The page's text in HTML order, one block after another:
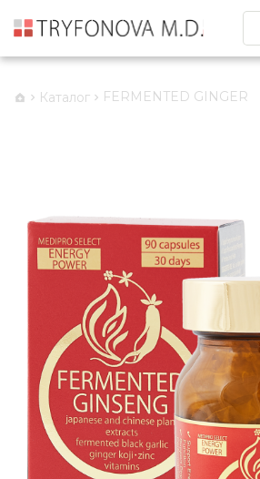
Каталог FERMENTED GINGER